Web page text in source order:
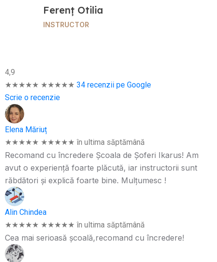
Ferenț Otilia
INSTRUCTOR
4,9
★★★★★ ★★★★★ 34 recenzii pe Google
Scrie o recenzie
Elena Măriuț
★★★★★ ★★★★★ în ultima săptămână
Recomand cu încredere Școala de Șoferi Ikarus! Am
avut o experiență foarte plăcută, iar instructorii sunt
răbdători și explică foarte bine. Mulțumesc !
Alin Chindea
★★★★★ ★★★★★ în ultima săptămână
Cea mai serioasă școală,recomand cu încredere!